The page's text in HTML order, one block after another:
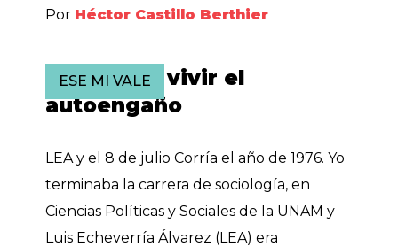
Por Héctor Castillo Berthier
ESE MI VALE
Es difícil… vivir el
autoengaño
LEA y el 8 de julio Corría el año de 1976. Yo
terminaba la carrera de sociología, en
Ciencias Políticas y Sociales de la UNAM y
Luis Echeverría Álvarez (LEA) era